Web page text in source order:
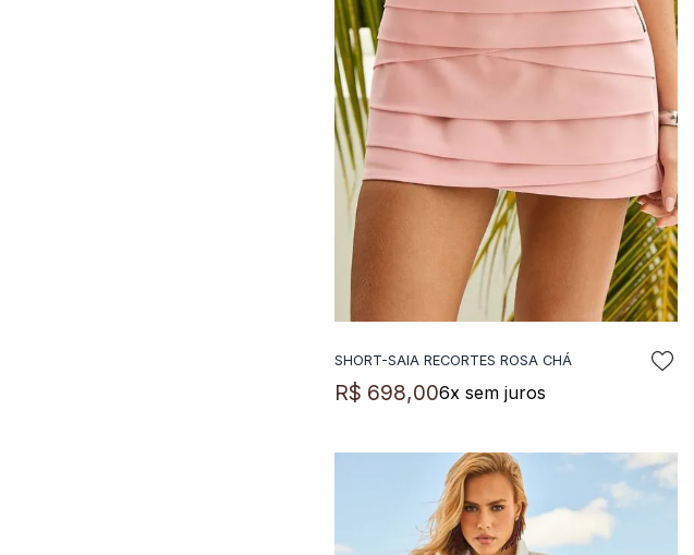
ADICIONAR A SACOLA
SHORT-SAIA RECORTES ROSA CHÁ
R$ 698,006x sem juros